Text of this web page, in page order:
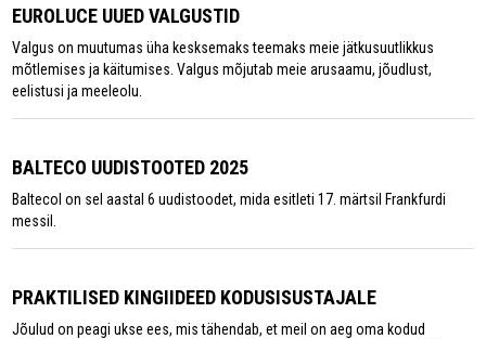
EUROLUCE UUED VALGUSTID
Valgus on muutumas üha kesksemaks teemaks meie jätkusuutlikkus
mõtlemises ja käitumises. Valgus mõjutab meie arusaamu, jõudlust,
eelistusi ja meeleolu.
BALTECO UUDISTOOTED 2025
Baltecol on sel aastal 6 uudistoodet, mida esitleti 17. märtsil Frankfurdi
messil.
PRAKTILISED KINGIIDEED KODUSISUSTAJALE
Jõulud on peagi ukse ees, mis tähendab, et meil on aeg oma kodud